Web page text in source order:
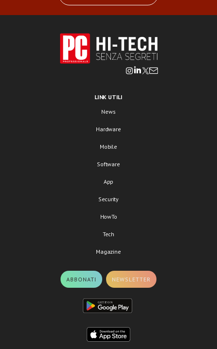
LINK UTILI
News
Hardware
Mobile
Software
App
Security
HowTo
Tech
Magazine
ABBONATI NEWSLETTER